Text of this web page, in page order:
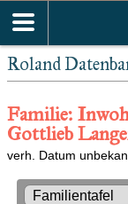
Roland
Familie:
Gottlieb
verh. Datum